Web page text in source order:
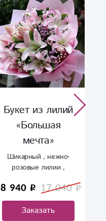
Букет из лилий
«Большая
мечта»‎
Шикарный , нежно-
розовые лилии ,
качестве подарка
любимым
8 940 17 040
Заказать